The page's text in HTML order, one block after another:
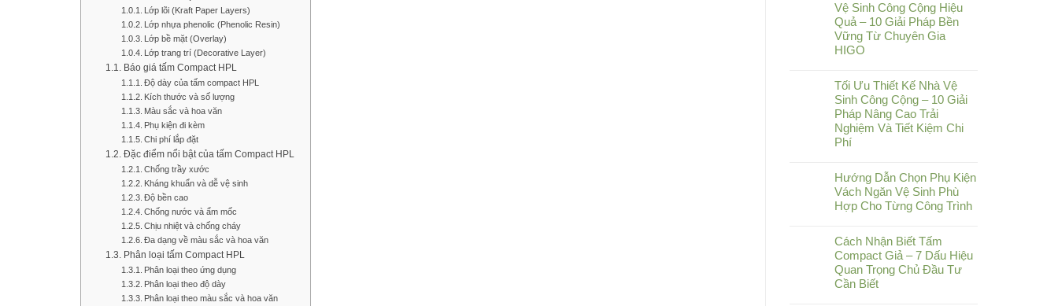
Lớp lõi (Kraft Paper Layers)
Lớp nhựa phenolic (Phenolic Resin)
Lớp bề mặt (Overlay)
Lớp trang trí (Decorative Layer)
Báo giá tấm Compact HPL
Độ dày của tấm compact HPL
Kích thước và số lượng
Màu sắc và hoa văn
Phụ kiện đi kèm
Chi phí lắp đặt
Đặc điểm nổi bật của tấm Compact HPL
Chống trầy xước
Kháng khuẩn và dễ vệ sinh
Độ bền cao
Chống nước và ẩm mốc
Chịu nhiệt và chống cháy
Đa dạng về màu sắc và hoa văn
Phân loại tấm Compact HPL
Phân loại theo ứng dụng
Phân loại theo độ dày
Phân loại theo màu sắc và hoa văn
Vệ Sinh Công Cộng Hiệu
Quả – 10 Giải Pháp Bền
Vững Từ Chuyên Gia
HIGO
Tối Ưu Thiết Kế Nhà Vệ
Sinh Công Cộng – 10 Giải
Pháp Nâng Cao Trải
Nghiệm Và Tiết Kiệm Chi
Phí
Hướng Dẫn Chọn Phụ Kiện
Vách Ngăn Vệ Sinh Phù
Hợp Cho Từng Công Trình
Cách Nhận Biết Tấm
Compact Giả – 7 Dấu Hiệu
Quan Trọng Chủ Đầu Tư
Cần Biết